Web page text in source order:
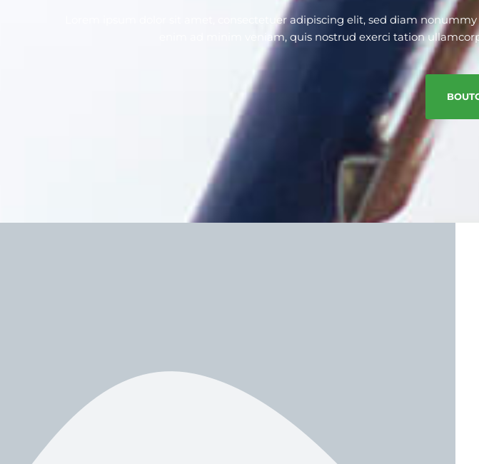
Lorem ipsum dolor sit amet, consectetuer adipiscing elit, sed diam
enim ad minim veniam, quis nostrud exerci tation